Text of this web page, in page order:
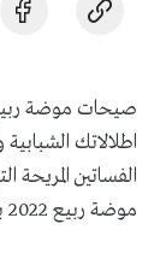
اطلالاتك الشبابية
الفساتين المريحة
موضة ربيع 2022 ب